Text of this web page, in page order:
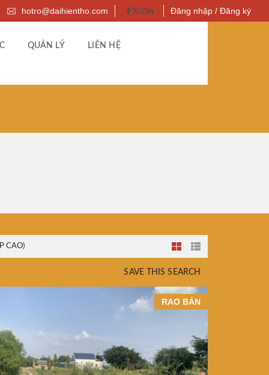
hotro@daihientho.com Đăng nhập / Đăng ký
QUẢN LÝ LIÊN HỆ
CAO)
SAVE THIS SEARCH
RAO BÁN